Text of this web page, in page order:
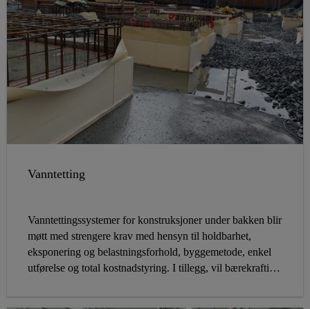
Vanntetting
Vanntettingssystemer for konstruksjoner under bakken blir
møtt med strengere krav med hensyn til holdbarhet,
eksponering og belastningsforhold, byggemetode, enkel
utførelse og total kostnadstyring. I tillegg, vil bærekraftige
naturressurser, energi og vann og reduksjon av CO2. Sika